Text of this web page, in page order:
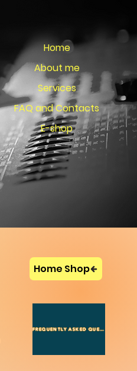
Home
About me
Services
FAQ and Contacts
E-shop
Home Shop
FREQUENTLY ASKED QUESTIONS